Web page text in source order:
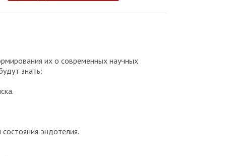
их о современных научных
знать:
эндотелия.